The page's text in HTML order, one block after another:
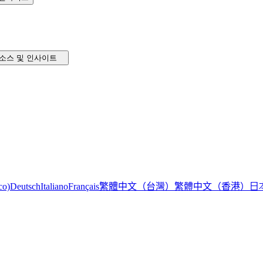
스 및 인사이트
DeutschItalianoFrançais繁體中文（台灣） 繁體中文（香港） 日